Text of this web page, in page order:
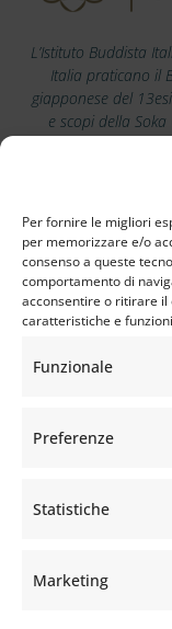
Per fornire le migliori
per memorizzare e/o
consenso a queste
comportamento di
acconsentire o ritirare il
caratteristiche e
Funzionale
Preferenze
Statistiche
Marketing
L’Istituto Buddista
Italia praticano il
giapponese del
e scopi della